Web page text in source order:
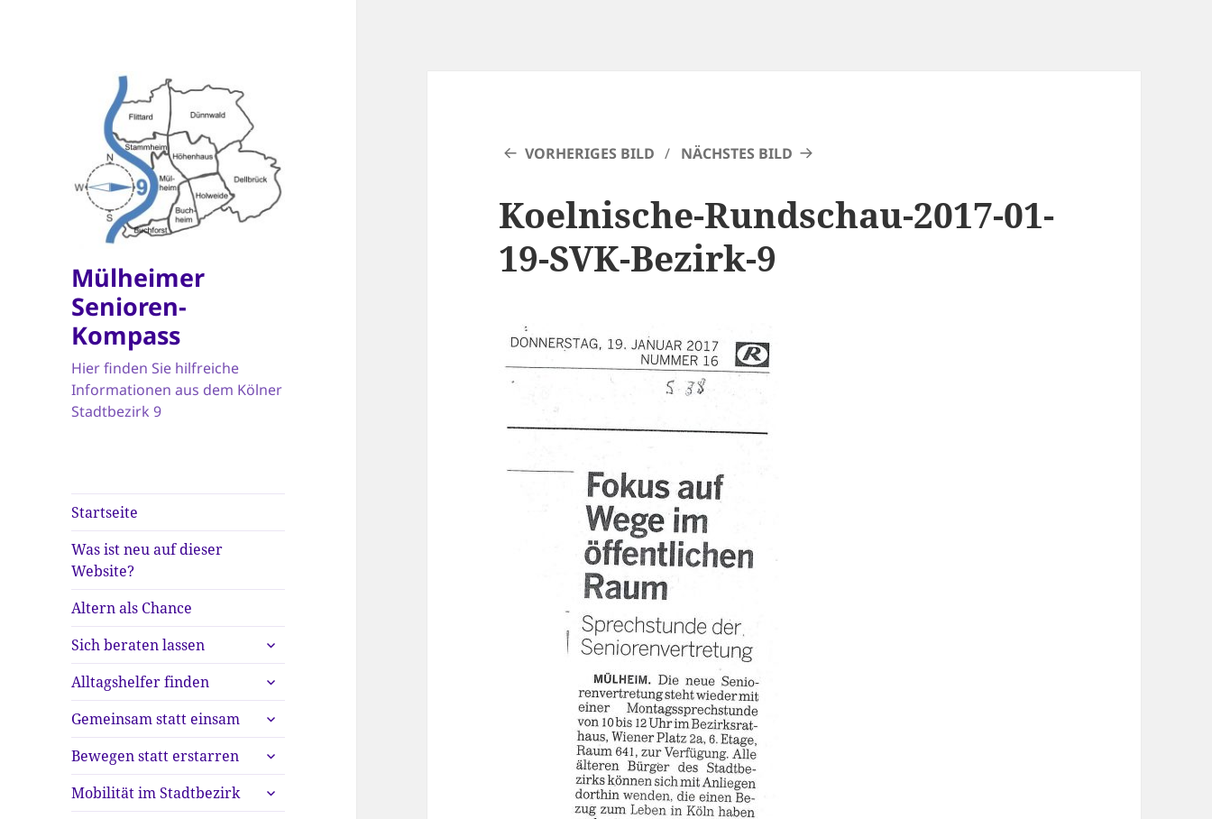
Mülheimer
Senioren-
Kompass
Hier finden Sie hilfreiche
Informationen aus dem Kölner
Stadtbezirk 9
Startseite
Was ist neu auf dieser
Website?
Altern als Chance
Sich beraten lassen
untermenü
anzeigen
Alltagshelfer finden
untermenü
anzeigen
Gemeinsam statt einsam
untermenü
anzeigen
Bewegen statt erstarren
untermenü
anzeigen
Mobilität im Stadtbezirk
untermenü
anzeigen
VORHERIGES BILD NÄCHSTES BILD
Koelnische-Rundschau-2017-01-
19-SVK-Bezirk-9